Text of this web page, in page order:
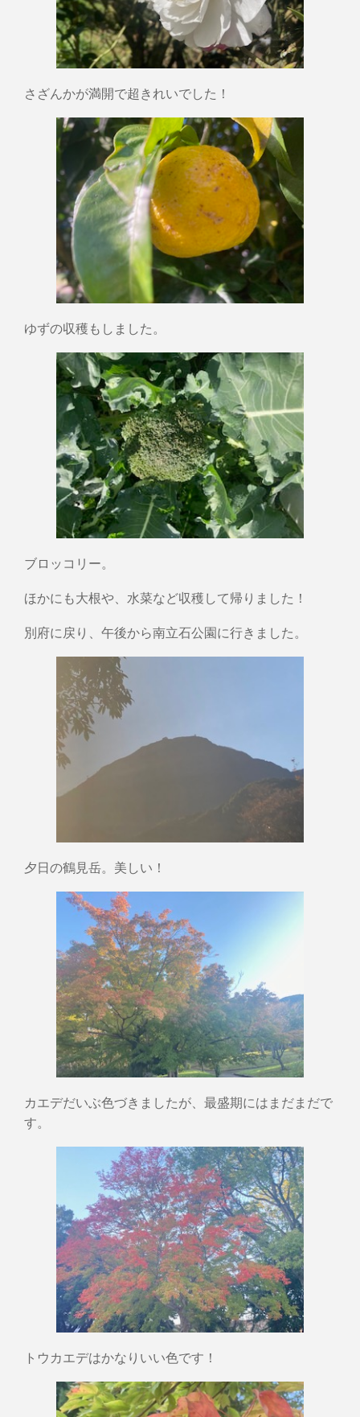
さざんかが満開で超きれいでした！
ゆずの収穫もしました。
ブロッコリー。
ほかにも大根や、水菜など収穫して帰りました！
別府に戻り、午後から南立石公園に行きました。
夕日の鶴見岳。美しい！
カエデだいぶ色づきましたが、最盛期にはまだまだで
す。
トウカエデはかなりいい色です！